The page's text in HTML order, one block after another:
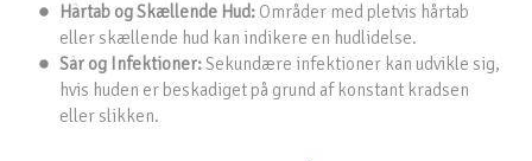
Hårtab og Skællende Hud: Områder med pletvis hårtab
eller skællende hud kan indikere en hudlidelse.
Sår og Infektioner:Sekundære infektioner kan udvikle sig,
hvis huden er beskadiget på grund af konstant kradsen
eller slikken.